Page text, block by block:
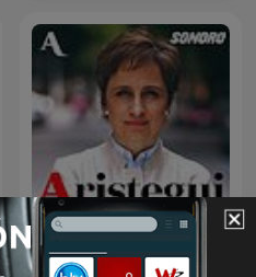
Aristegui Noticias Podcast